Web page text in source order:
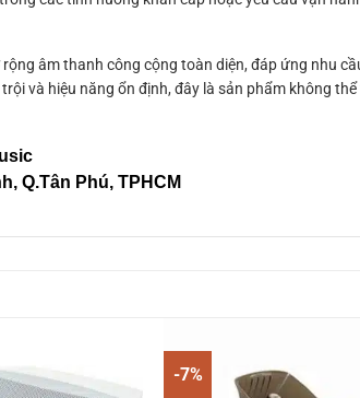
rộng âm thanh công cộng toàn diện, đáp ứng nhu
và hiệu năng ổn định, đây là sản phẩm không
, Q.Tân Phú, TPHCM
-7%